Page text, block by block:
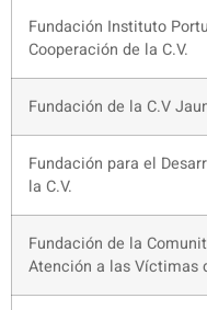
Fundación Instituto
Cooperación de la C.V.
Fundación de la C.V
Fundación para el
la C.V.
Fundación de la
Atención a las Víctimas